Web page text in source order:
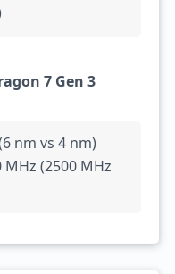
7 Gen 3
nm vs 4 nm)
(2500 MHz